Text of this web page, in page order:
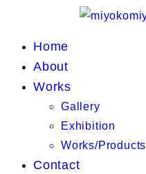
Home
About
Works
Gallery
Exhibition
Works/Products
Contact